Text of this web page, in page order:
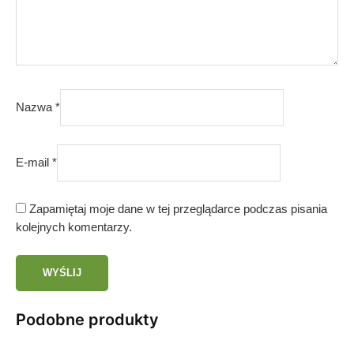
Nazwa *
E-mail *
Zapamiętaj moje dane w tej przeglądarce podczas pisania
kolejnych komentarzy.
Podobne produkty